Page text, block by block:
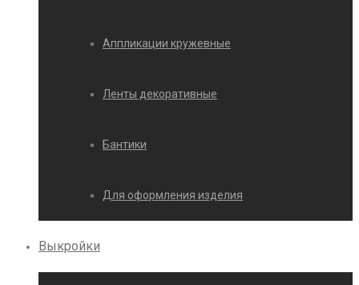
Аппликации кружевные
Ленты декоративные
Бантики
Для оформления изделия
Выкройки